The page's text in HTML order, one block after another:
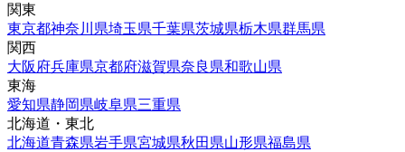
関東
東京都神奈川県埼玉県千葉県茨城県栃木県群馬県
関西
大阪府兵庫県京都府滋賀県奈良県和歌山県
東海
愛知県静岡県岐阜県三重県
北海道・東北
北海道青森県岩手県宮城県秋田県山形県福島県